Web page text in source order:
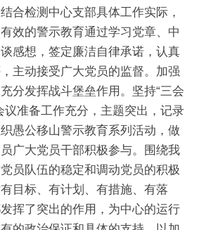
合检测中心支部具体工作实际，
效的警示教育通过学习党章、中
感想，签定廉洁自律承诺，认真
主动接受广大党员的监督。加强
分发挥战斗堡垒作用。坚持“三会
议准备工作充分，主题突出，记录
愚公移山警示教育系列活动，做
广大党员干部积极参与。围绕我
员队伍的稳定和调动党员的积极
目标、有计划、有措施、有落
挥了突出的作用，为中心的运行